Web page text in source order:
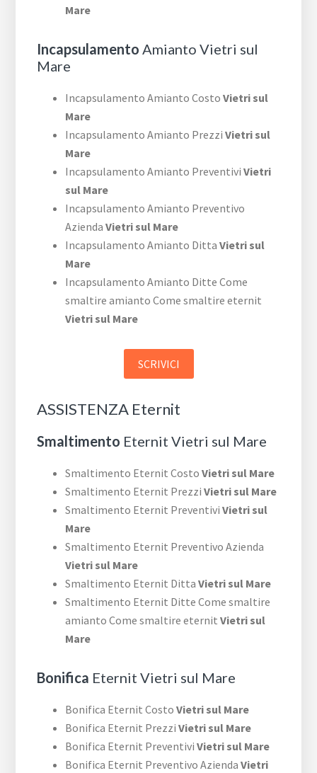
Mare
Incapsulamento Amianto Vietri sul
Mare
Incapsulamento Amianto CostoVietri sul
Mare
Incapsulamento Amianto PrezziVietri sul
Mare
Incapsulamento Amianto PreventiviVietri
sul Mare
Incapsulamento Amianto Preventivo
AziendaVietri sul Mare
Incapsulamento Amianto DittaVietri sul
Mare
Incapsulamento Amianto Ditte Come
smaltire amianto Come smaltire eternit
Vietri sul Mare
SCRIVICI
ASSISTENZA Eternit
Smaltimento Eternit Vietri sul Mare
Smaltimento Eternit CostoVietri sul Mare
Smaltimento Eternit PrezziVietri sul Mare
Smaltimento Eternit PreventiviVietri sul
Mare
Smaltimento Eternit Preventivo Azienda
Vietri sul Mare
Smaltimento Eternit DittaVietri sul Mare
Smaltimento Eternit Ditte Come smaltire
amianto Come smaltire eternitVietri sul
Mare
Bonifica Eternit Vietri sul Mare
Bonifica Eternit CostoVietri sul Mare
Bonifica Eternit PrezziVietri sul Mare
Bonifica Eternit PreventiviVietri sul Mare
Bonifica Eternit Preventivo AziendaVietri